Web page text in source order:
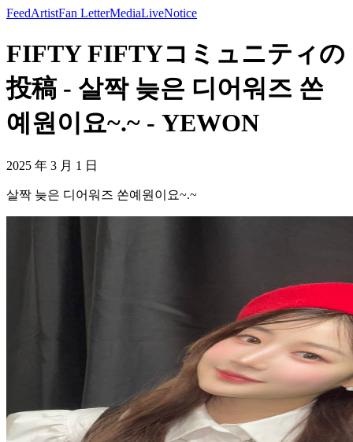
FeedArtistFan LetterMediaLiveNotice
FIFTY FIFTYコミュニティの
投稿 - 살짝 늦은 디어워즈 쏜
예원이요~.~ - YEWON
2025 年 3 月 1 日
살짝 늦은 디어워즈 쏜예원이요~.~